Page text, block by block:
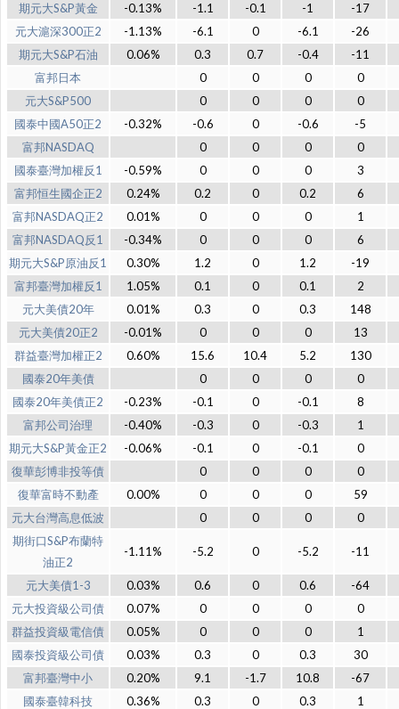
期元大S&P黃金
-0.13% -1.1 -0.1 -1
-17
元大滬深300正2
-1.13% -6.1 0 -6.1
-26
期元大S&P石油
0.06% 0.3 0.7 -0.4
-11
富邦日本
0 0 0
0
元大S&P500
0 0 0
0
國泰中國A50正2
-0.32% -0.6 0 -0.6
-5
富邦NASDAQ
0 0 0
0
國泰臺灣加權反1
-0.59% 0 0 0
3
富邦恒生國企正2
0.24% 0.2 0 0.2
6
富邦NASDAQ正2
0.01% 0 0 0
1
富邦NASDAQ反1
-0.34% 0 0 0
6
期元大S&P原油反1
0.30% 1.2 0 1.2
-19
富邦臺灣加權反1
1.05% 0.1 0 0.1
2
元大美債20年
0.01% 0.3 0 0.3
148
元大美債20正2
-0.01% 0 0 0
13
群益臺灣加權正2
0.60% 15.6 10.4 5.2
130
國泰20年美債
0 0 0
0
國泰20年美債正2
-0.23% -0.1 0 -0.1
8
富邦公司治理
-0.40% -0.3 0 -0.3
1
期元大S&P黃金正2
-0.06% -0.1 0 -0.1
0
復華彭博非投等債
0 0 0
0
復華富時不動產
0.00% 0 0 0
59
元大台灣高息低波
0 0 0
0
期街口S&P布蘭特
油正2
-1.11% -5.2 0 -5.2 -11
元大美債1-3 0.03% 0.6 0 0.6
-64
元大投資級公司債
0.07% 0 0 0
0
群益投資級電信債
0.05% 0 0 0
1
國泰投資級公司債
0.03% 0.3 0 0.3
30
富邦臺灣中小
0.20% 9.1 -1.7 10.8
-67
國泰臺韓科技
0.36% 0.3 0 0.3
1